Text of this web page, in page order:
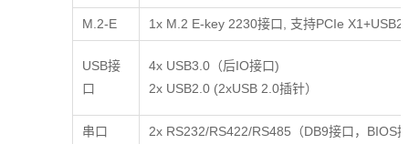
M.2-E 1x M.2 E-key 2230接口, 支持PCIe
USB接
口
4x USB3.0（后IO接
2x USB2.0 (2xUSB 2.0插针）
串口 2x RS232/RS422/RS485（DB9接口，BIOS